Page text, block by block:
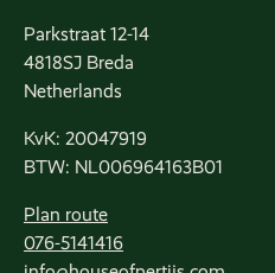
Parkstraat 12-14
4818SJ Breda
Netherlands
KvK: 20047919
BTW: NL006964163B01
Plan route
076-5141416